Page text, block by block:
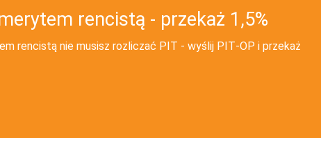
rencistą - przekaż 1,5%
rencistą nie musisz rozliczać PIT - wyślij PIT‑OP i przekaż